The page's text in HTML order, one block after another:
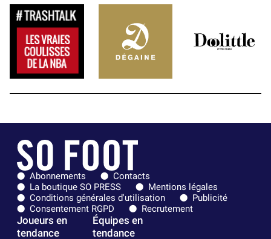
Abonnements
Contacts
La boutique SO PRESS
Mentions légales
Conditions générales d'utilisation
Publicité
Consentement RGPD
Recrutement
Joueurs en
tendance
Équipes en
tendance